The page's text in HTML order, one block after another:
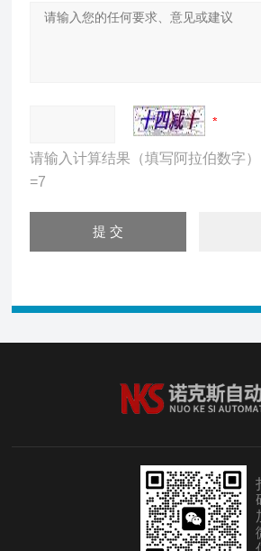
请输入计算结果（填写阿拉伯数字
=7